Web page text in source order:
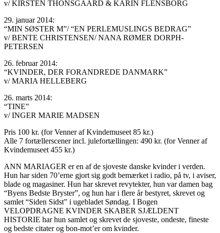
v/ KIRSTEN THONSGAARD & KARIN FLENSBORG
29. januar 2014:
“MIN SØSTER M”/ “EN PERLEMUSLINGS BEDRAG”
v/ BENTE CHRISTENSEN/ NANA RØMER DORPH-
PETERSEN
26. februar 2014:
“KVINDER, DER FORANDREDE DANMARK”
v/ MARIA HELLEBERG
26. marts 2014:
“TINE”
v/ INGER MARIE MADSEN
Pris 100 kr. (for Venner af Kvindemuseet 85 kr.)
Alle 7 fortællerscener incl. julefortællingen: 490 kr. (for Venner af
Kvindemuseet 455 kr.)
ANN MARIAGER er en af de sjoveste danske kvinder i verden.
Hun har siden 70’erne gjort sig godt bemærket i radio, på tv, i aviser,
blade og magasiner. Hun har skrevet revytekter, hun var damen bag
“Byens Bedste Bryster”, og hun har i flere år bestyret, skrevet og
samlet “Siden Sidst” i ugebladet Søndag. I Bogen
VELOPDRAGNE KVINDER SKABER SJÆLDENT
HISTORIE har hun samlet og skrevet de sjoveste, ondeste, fineste
og bedste citater og bon-mot’er om kvinder.